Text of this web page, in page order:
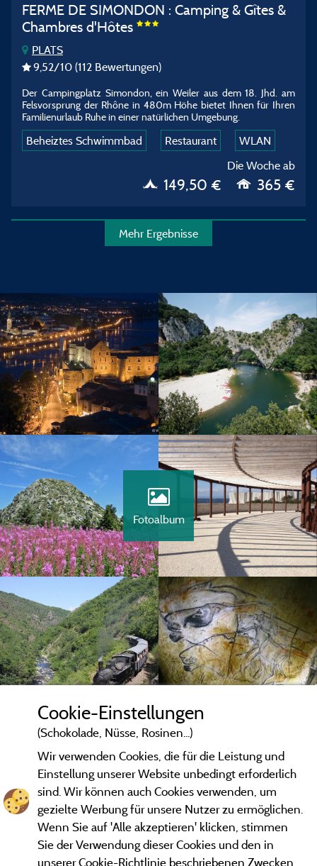
FERME DE SIMONDON : Camping & Gîtes &
Chambres d'Hôtes
PLATS
9,52/10 (112 Bewertungen)
Der Campingplatz Simondon, ein Weiler aus dem 18. Jhd. am
Felsvorsprung der Rhône in 480m Höhe bietet Ihnen für Ihren
Familienurlaub Ruhe in einer natürlichen Umgebung.
Beheiztes Schwimmbad Restaurant
WLAN
Die Woche ab
149,50 € 365 €
Mehr Ergebnisse
Fotoalbum
Cookie-Einstellungen
(Schokolade, Nüsse, Rosinen...)
Wir verwenden Cookies, die für die Leistung und
Einstellung unserer Website unbedingt erforderlich
sind. Wir können auch Cookies verwenden, um
gezielte Werbung für unsere Nutzer zu ermöglichen.
Wenn Sie auf 'Alle akzeptieren' klicken, stimmen
Sie der Verwendung dieser Cookies und den in
unserer Cookie-Richtlinie beschriebenen Zwecken